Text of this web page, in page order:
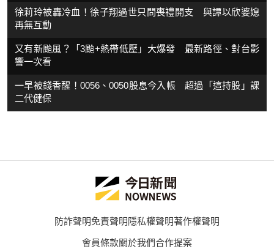
徐莉玲被轟冷血！徐子翔過世只問喪禮開支 與譚以欣婆媳
再無互動
又有新颱風？「3颱+熱帶低壓」大爆發 最新路徑、對台影
響一次看
一早被錢香醒！0056、0050股息今入帳 超過「這持股」課
二代健保
防詐聲明免責聲明隱私權聲明著作權聲明
會員條款關於我們合作提案